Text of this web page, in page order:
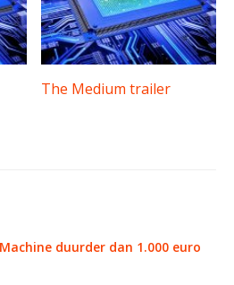
The Medium trailer
duurder dan 1.000 euro